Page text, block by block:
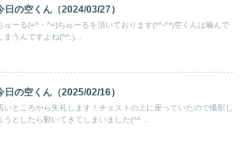
日の空くん（2024/03/27）
ゅーる(=^・^=)ちゅーるを頂いております(*^-^*)空くんは噛んで
まうんですよね(^^;)...
日の空くん（2025/02/16）
いところから失礼します！チェストの上に座っていたので撮影し
うとしたら動いてきてしまいました(^^...